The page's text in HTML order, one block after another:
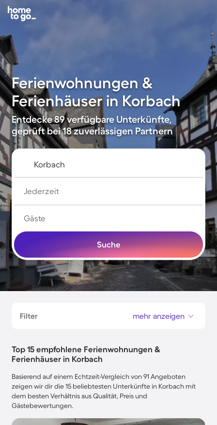
Ferienwohnungen &
Ferienhäuser in Korbach
Entdecke 89 verfügbare Unterkünfte,
geprüft bei 18 zuverlässigen Partnern
Jederzeit
Gäste
Suche
Filter mehr anzeigen
Top 15 empfohlene Ferienwohnungen &
Ferienhäuser in Korbach
Basierend auf einem Echtzeit-Vergleich von 91 Angeboten
zeigen wir dir die 15 beliebtesten Unterkünfte in Korbach mit
dem besten Verhältnis aus Qualität, Preis und
Gästebewertungen.